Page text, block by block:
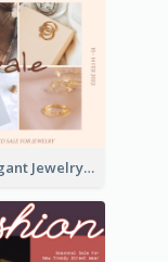
Pink Elegant Jewelry Sale Valentines Day Instagram Post